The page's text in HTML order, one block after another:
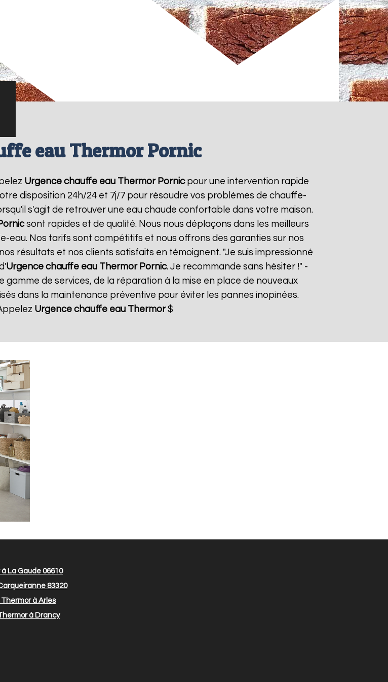
eau Thermor Pornic
Urgence chauffe eau Thermor Pornicpour une intervention rapide
disposition 24h/24 et 7j/7 pour résoudre vos problèmes de chauffe-
s'agit de retrouver une eau chaude confortable dans votre maison.
sont rapides et de qualité. Nous nous déplaçons dans les meilleurs
eau. Nos tarifs sont compétitifs et nous offrons des garanties sur nos
résultats et nos clients satisfaits en témoignent. "Je suis impressionné
Urgence chauffe eau Thermor Pornic. Je recommande sans hésiter !" -
gamme de services, de la réparation à la mise en place de nouveaux
dans la maintenance préventive pour éviter les pannes inopinées.
Urgence chauffe eau Thermor$
La Gaude 06610
83320
à Arles
à Drancy